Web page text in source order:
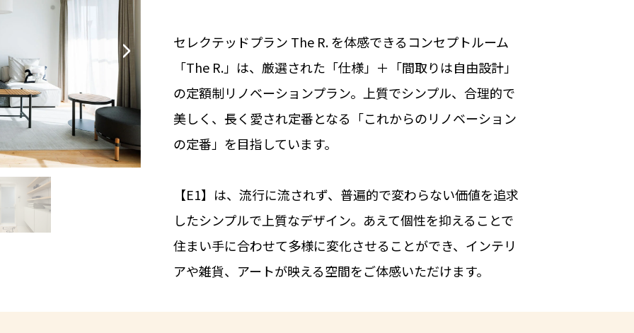
セレクテッドプラン The R. を体感できるコンセプトルーム
「The R.」は、厳選された「仕様」＋「間取りは自由設計」
の定額制リノベーションプラン。上質でシンプル、合理的で
美しく、長く愛され定番となる「これからのリノベーション
の定番」を目指しています。
【E1】は、流行に流されず、普遍的で変わらない価値を追求
したシンプルで上質なデザイン。あえて個性を抑えることで
住まい手に合わせて多様に変化させることができ、インテリ
アや雑貨、アートが映える空間をご体感いただけます。